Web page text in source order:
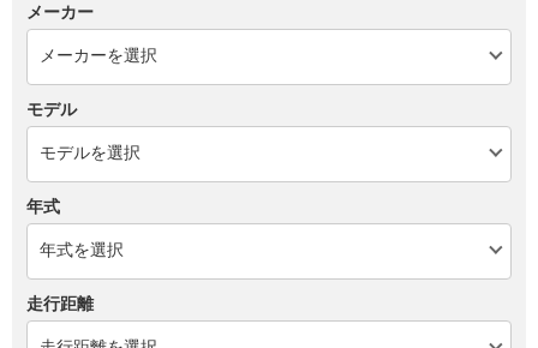
メーカー
モデル
年式
走行距離